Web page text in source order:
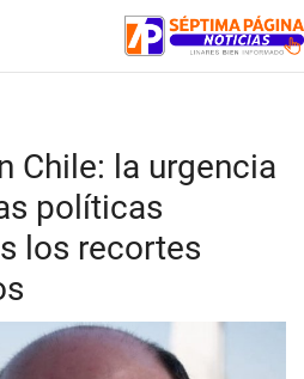
Chile: la urgencia
políticas
los recortes